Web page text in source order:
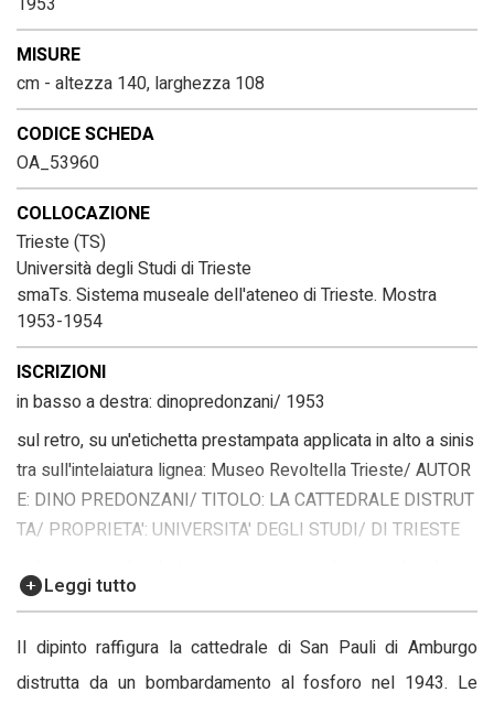
MISURE
cm - altezza 140, larghezza 108
CODICE SCHEDA
OA_53960
COLLOCAZIONE
Trieste (TS)
Università degli Studi di Trieste
smaTs. Sistema museale dell'ateneo di Trieste. Mostra
1953-1954
ISCRIZIONI
in basso a destra: dinopredonzani/ 1953
sul retro, su un'etichetta prestampata applicata in alto a sinis
tra sull'intelaiatura lignea: Museo Revoltella Trieste/ AUTOR
E: DINO PREDONZANI/ TITOLO: LA CATTEDRALE DISTRUT
TA/ PROPRIETA': UNIVERSITA' DEGLI STUDI/ DI TRIESTE
sul retro, su un'etichetta prestampata applicata in alto al cent
ro sull'intelaiatura e sulla cornice: XXVI ESPOSIZIONE BIEN
INVITATI/ Nome e Cognome Dino Predonzani/ Titolo dell'op
era "Natura"/ Prezzo di vendita £ 200.000/ Proprietario l'aut
Leggi tutto
Il dipinto raffigura la cattedrale di San Pauli di Amburgo
distrutta da un bombardamento al fosforo nel 1943. Le